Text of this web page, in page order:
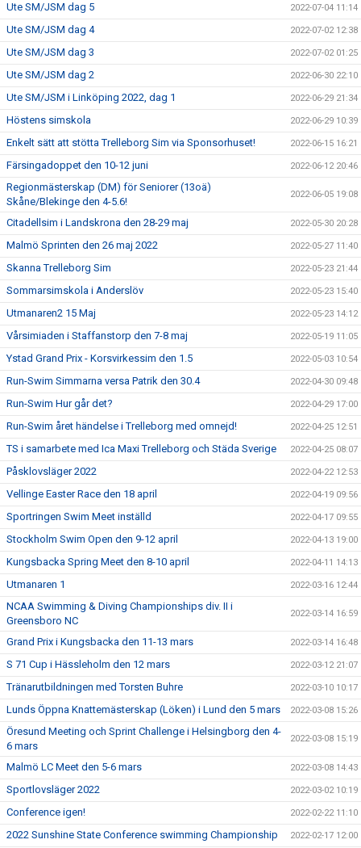
Ute SM/JSM dag 5 2022-07-04 11:14
Ute SM/JSM dag 4 2022-07-02 12:38
Ute SM/JSM dag 3 2022-07-02 01:25
Ute SM/JSM dag 2 2022-06-30 22:10
Ute SM/JSM i Linköping 2022, dag 1 2022-06-29 21:34
Höstens simskola 2022-06-29 10:39
Enkelt sätt att stötta Trelleborg Sim via Sponsorhuset! 2022-06-15 16:21
Färsingadoppet den 10-12 juni 2022-06-12 20:46
Regionmästerskap (DM) för Seniorer (13oä)
Skåne/Blekinge den 4-5.6!
2022-06-05 19:08
Citadellsim i Landskrona den 28-29 maj 2022-05-30 20:28
Malmö Sprinten den 26 maj 2022 2022-05-27 11:40
Skanna Trelleborg Sim 2022-05-23 21:44
Sommarsimskola i Anderslöv 2022-05-23 15:40
Utmanaren2 15 Maj 2022-05-23 14:12
Vårsimiaden i Staffanstorp den 7-8 maj 2022-05-19 11:05
Ystad Grand Prix - Korsvirkessim den 1.5 2022-05-03 10:54
Run-Swim Simmarna versa Patrik den 30.4 2022-04-30 09:48
Run-Swim Hur går det? 2022-04-29 17:00
Run-Swim året händelse i Trelleborg med omnejd! 2022-04-25 12:51
TS i samarbete med Ica Maxi Trelleborg och Städa Sverige 2022-04-25 08:07
Påsklovsläger 2022 2022-04-22 12:53
Vellinge Easter Race den 18 april 2022-04-19 09:56
Sportringen Swim Meet inställd 2022-04-17 09:55
Stockholm Swim Open den 9-12 april 2022-04-13 19:00
Kungsbacka Spring Meet den 8-10 april 2022-04-11 14:13
Utmanaren 1 2022-03-16 12:44
NCAA Swimming & Diving Championships div. II i
Greensboro NC
2022-03-14 16:59
Grand Prix i Kungsbacka den 11-13 mars 2022-03-14 16:48
S 71 Cup i Hässleholm den 12 mars 2022-03-12 21:07
Tränarutbildningen med Torsten Buhre 2022-03-10 10:17
Lunds Öppna Knattemästerskap (Löken) i Lund den 5 mars 2022-03-08 15:26
Öresund Meeting och Sprint Challenge i Helsingborg den 4-
6 mars
2022-03-08 15:19
Malmö LC Meet den 5-6 mars 2022-03-08 14:43
Sportlovsläger 2022 2022-03-02 10:19
Conference igen! 2022-02-22 11:10
2022 Sunshine State Conference swimming Championship 2022-02-17 12:00